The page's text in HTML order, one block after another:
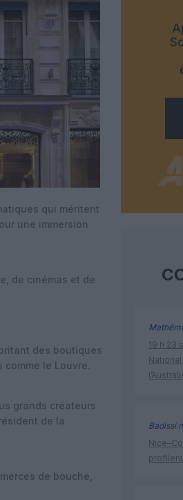
qui méritent
une immersion
de cinémas et de
des boutiques
le Louvre.
grands créateurs
de la
de bouche,
19 h 23
Badissi